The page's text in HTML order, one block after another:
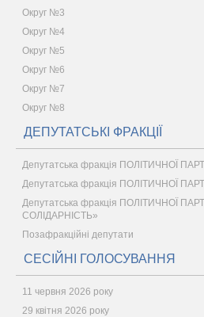
Округ №3
Округ №4
Округ №5
Округ №6
Округ №7
Округ №8
ДЕПУТАТСЬКІ ФРАКЦІЇ
Депутатська фракція ПОЛІТИЧНОЇ
Депутатська фракція ПОЛІТИЧНОЇ
Депутатська фракція ПОЛІТИЧНОЇ
СОЛІДАРНІСТЬ»
Позафракційні депутати
СЕСІЙНІ ГОЛОСУВАННЯ
11 червня 2026 року
29 квітня 2026 року